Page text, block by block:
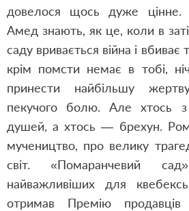
довелося щось дуже цінне.
Амед знають, як це, коли в
саду вривається війна і вбиває
крім помсти немає в тобі,
принести найбільшу
пекучого болю. Але хтось
душей, а хтось — брехун.
мучеництво, про велику
світ. «Помаранчевий
найважливіших для
отримав Премію